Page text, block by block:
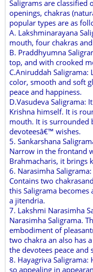
Saligrams are classified
openings, chakras
popular types are as
A. Lakshminarayana
mouth, four chakras
B. Praddhyumna
top, and with crooked
C.Aniruddah
color, smooth and soft
peace and happiness.
D.Vasudeva Saligrama:
Krishna himself. It is
mouth. It is surrounded
devoteesâ€™ wishes.
5. Sankarshana
Narrow in the frontand
Brahmacharis, it brings
6. Narasimha
Contains two
this Saligrama becomes
a jitendria.
7. Lakshmi Narasimha
Narasimha Saligrama.
embodiment of
two chakra an also has
the devotees peace and
8. Hayagriva
so appealing in